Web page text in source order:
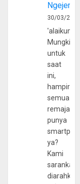
30/03/
Mungkin
untuk
saat
ini,
hampir
semua
remaja
punya
ya?
Kami
sarankan,
diarahkan